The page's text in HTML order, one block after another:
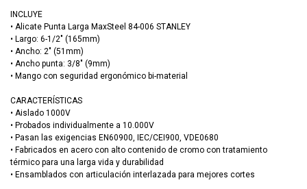
INCLUYE
• Alicate Punta Larga MaxSteel 84-006 STANLEY
• Largo: 6-1/2" (165mm)
• Ancho: 2" (51mm)
• Ancho punta: 3/8" (9mm)
• Mango con seguridad ergonómico bi-material
CARACTERÍSTICAS
• Aislado 1000V
• Probados individualmente a 10.000V
• Pasan las exigencias EN60900, IEC/CEI900, VDE0680
• Fabricados en acero con alto contenido de cromo con tratamiento
térmico para una larga vida y durabilidad
• Ensamblados con articulación interlazada para mejores cortes